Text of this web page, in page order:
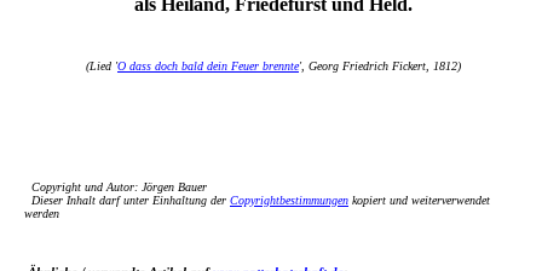
als Heiland, Friedefürst und Held.
(Lied 'O dass doch bald dein Feuer brennte', Georg Friedrich Fickert, 1812)
Copyright und Autor: Jörgen Bauer
Dieser Inhalt darf unter Einhaltung der Copyrightbestimmungen kopiert und weiterverwendet
werden